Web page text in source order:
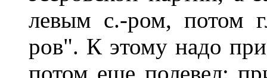
левым с.-ром, потом
ров". К этому надо
потом еще полевел: